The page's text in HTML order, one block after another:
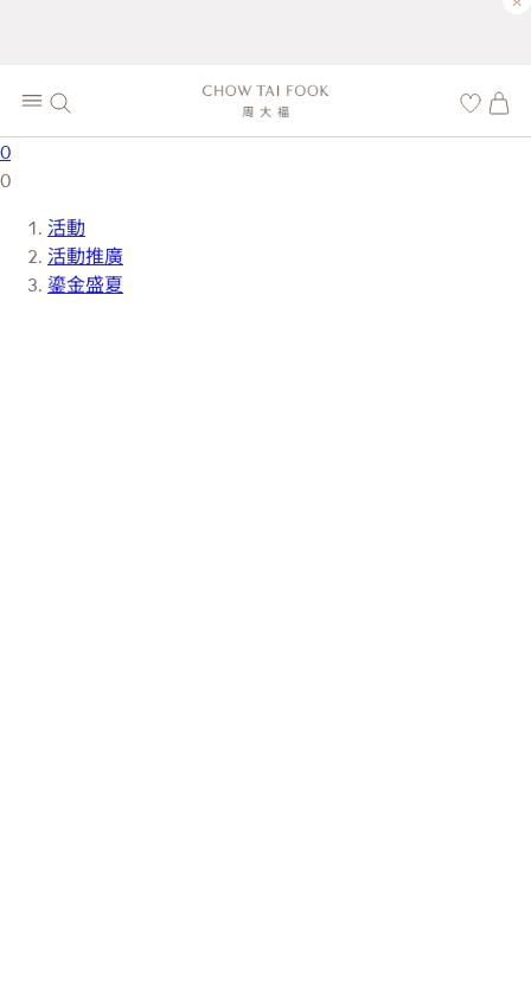
0
0
活動
活動推廣
鎏金盛夏